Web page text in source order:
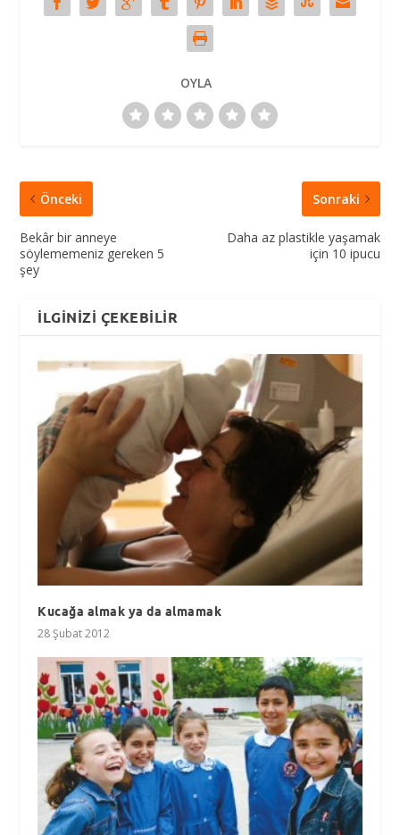
OYLA
Önceki
Bekâr bir anneye
söylememeniz gereken 5
şey
Sonraki
Daha az plastikle yaşamak
için 10 ipucu
İLGINIZI ÇEKEBILIR
Kucağa almak ya da almamak
28 Şubat 2012